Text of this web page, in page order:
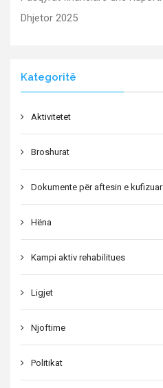
Dhjetor 2025
Kategoritë
Aktivitetet
Broshurat
Dokumente për aftesin e kufizuar
Hëna
Kampi aktiv rehabilitues
Ligjet
Njoftime
Politikat